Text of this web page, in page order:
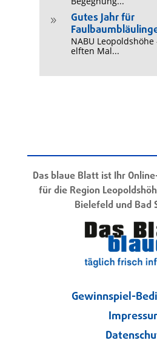
9
Gutes Jahr für
NABU
elften Mal...
Das blaue Blatt ist Ihr
für die Region
Bielefeld und Bad
Gewinnspiel-